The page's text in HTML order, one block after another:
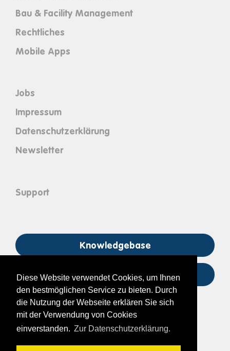
Diese Website verwendet Cookies, um Ihnen
den bestmöglichen Service zu bieten. Durch
die Nutzung der Webseite erklären Sie sich
mit der Verwendung von Cookies
einverstanden. Zur Datenschutzerklärung.
Bau & Facility Management
Rechtliches
Mobile Apps
Jobs
Impressum
Datenschutzerklärung
Newsletter
Support
Knowledgebase
support@its-on.at